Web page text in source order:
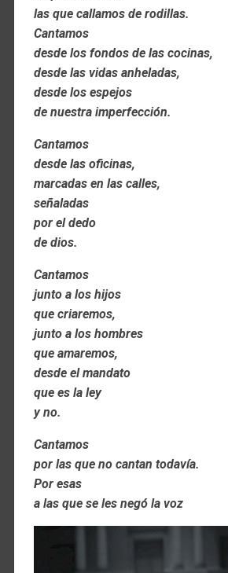
las que callamos de rodillas.
Cantamos
desde los fondos de las cocinas,
desde las vidas anheladas,
desde los espejos
de nuestra imperfección.
Cantamos
desde las oficinas,
marcadas en las calles,
señaladas
por el dedo
de dios.
Cantamos
junto a los hijos
que criaremos,
junto a los hombres
que amaremos,
desde el mandato
que es la ley
y no.
Cantamos
por las que no cantan todavía.
Por esas
a las que se les negó la voz